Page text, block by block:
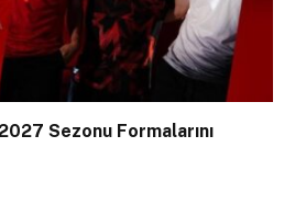
Sezonu Formalarını